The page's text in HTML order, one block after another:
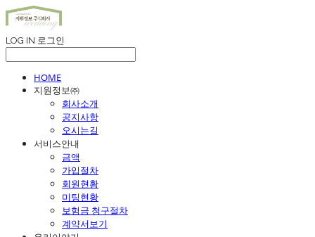
LOG IN 로그인
HOME
지원정보㈜
회사소개
공지사항
오시는길
서비스안내
금액
가입절차
회원현황
미팅현황
보험금 청구절차
계약서보기